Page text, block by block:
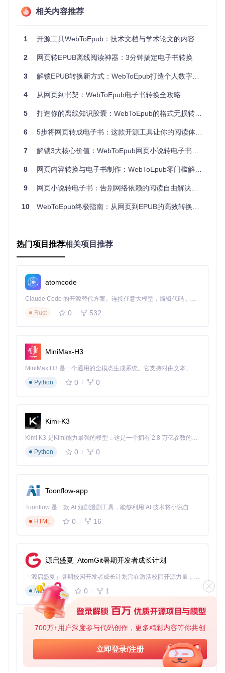
700万+用户深度参与代码创作，更多精彩内容等你共创
立即登录/注册
1. 研究资料整合 📚
学术研究者李明将分散在不同期刊网站的论文摘要转换为EPU
B合集，通过电子书批注功能整理研究思路，使文献综述效率
离线电子书，在没有网络的偏远地区依然能获取深度旅行信
家长王女士将儿童教育网站的互动故事转换为EPUB，去除广
作为作品备份，也方便向出版社展示作品集。
5. 学习资源打包 📱
技术亮点：看不见的强大引擎 ⚙️
出：
自适应内容识别：自动区分文章主体与广告、导航等干扰元
智能章节划分 ：基于网页结构自动识别章节标题，生成符合
阅读习惯的电子书目录
媒体资源本地化：自动下载并嵌入图片、图表等资源，确保
离线阅读时内容完整呈现
多格式支持
选项，适配不同阅读设备
访问项目仓库：
_mirrors/we/WebToEpub
在浏览器中打开扩展管理页面
启用"开发者模式"，选择"加载已解压的扩展程序"
Firefox扩展安装教程
进阶技巧
样式定制：在"高级选项"中调整字体、行距和页面布局
封面设计
：上传自定义图片作为电子书封面，打造个性化收
容结构
定期更新：对连载内容使用"刷新章节"功能，一键更新最新
社区生态：共同成长的开源力量 🌱
WebToEpub的持续进化离不开全球开发者的贡献：
Parser扩展：社区已开发超过200种网站专用解析器，覆盖
小说、博客、学术等多种内容类型
：支持英语、中文、日语等15种语言界面，适配
不同地区用户需求
相关内容推荐
1 开源工具WebToEpub：技术文档与学术论文的内容保存解决方案
2 网页转EPUB离线阅读神器：3分钟搞定电子书转换
3 解锁EPUB转换新方式：WebToEpub打造个人数字内容管理系统
4 从网页到书架：WebToEpub电子书转换全攻略
5 打造你的离线知识胶囊：WebToEpub的格式无损转换技术让内容爱好者实现网页到电子书的自由
6 5步将网页转成电子书：这款开源工具让你的阅读体验提升100%
7 解锁3大核心价值：WebToEpub网页小说转电子书完全指南
8 网页内容转换与电子书制作：WebToEpub零门槛解决方案
9 网页小说转电子书：告别网络依赖的阅读自由解决方案
10 WebToEpub终极指南：从网页到EPUB的高效转换方案
热门项目推荐相关项目推荐
atomcode
Claude Code 的开源替代方案。连接任意大模型，编辑代码，运行命令，自动验证 — 全自动执行。用 Rust 构建，极致性能。 ｜ An open-source alternative to Claude Code. Connect any LLM, edit code, run commands, and verify changes — autonomously. Built in Rust for speed. Get Started
Rust
0 532
MiniMax-H3
MiniMax H3 是一个通用的全模态生成系统。它支持对由文本、图像、视频和音频组成的多模态上下文进行统一理解，并能生成分辨率高达 2K、时长可达 15 秒的带原生立体声音频的视频。得益于面向任务泛化的系统设计，H3 在预训练阶段就已具备广泛的多模态上下文理解与生成能力，能够出色地执行复杂的多模态指令。
Python
0 0
Kimi-K3
Kimi K3 是Kimi能力最强的模型：这是一个拥有 2.8 万亿参数的混合专家（MoE）模型，具备原生视觉理解能力，并支持 100 万 token 的上下文窗口。
Python
0 0
Toonflow-app
Toonflow 是一款 AI 短剧漫剧工具，能够利用 AI 技术将小说自动转化为剧本，并结合 AI 生成的图片和视频，实现高效的短剧创作。借助 Toonflow，可以轻松完成从文字到影像的全流程，让短剧制作变得更加智能与便捷。
HTML
0 16
源启盛夏_AtomGit暑期开发者成长计划
「源启盛夏」暑期校园开发者成长计划旨在激活校园开源力量，通过积分激励、认证扶持、资源倾斜等形式，引导高校组织和开发者完成「入驻 — 建项目 — 做贡献 — 获认证 — 得资源」的完整闭环。无论你是想带领社团入驻平台的组织者，还是希望用代码贡献证明自己的开发者，都能在这里找到属于你的成长路径。
Markdown
0 1
AionUi
免费、本地、开源的 24/7 全天候 Cowork 应用，以及适用于 Gemini CLI、Claude Code、Codex、OpenCode、Qwen Code、Goose CLI、Auggie 等的 OpenClaw | 🌟 喜欢就点star吧
TypeScript
0 6